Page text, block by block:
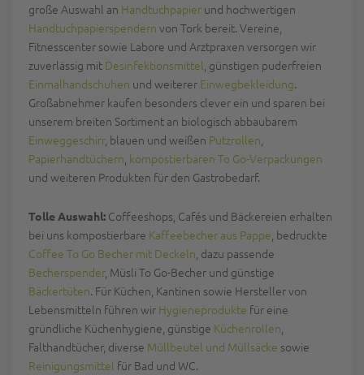
große Auswahl an Handtuchpapier und hochwertigen
Handtuchpapierspendern von Tork bereit. Vereine,
Fitnesscenter sowie Labore und Arztpraxen versorgen wir
zuverlässig mit Desinfektionsmittel, günstigen puderfreien
Einmalhandschuhen und weiterer Einwegbekleidung.
Großabnehmer kaufen besonders clever ein und sparen bei
unserem breiten Sortiment an biologisch abbaubarem
Einweggeschirr, blauen und weißen Putzrollen,
Papierhandtüchern, kompostierbaren To Go-Verpackungen
und weiteren Produkten für den Gastrobedarf.
Tolle Auswahl: Coffeeshops, Cafés und Bäckereien erhalten
bei uns kompostierbare Kaffeebecher aus Pappe, bedruckte
Coffee To Go Becher mit Deckeln, dazu passende
Becherspender, Müsli To Go-Becher und günstige
Bäckertüten. Für Küchen, Kantinen sowie Hersteller von
Lebensmitteln führen wir Hygieneprodukte für eine
gründliche Küchenhygiene, günstige Küchenrollen,
Falthandtücher, diverse Müllbeutel und Müllsäcke sowie
Reinigungsmittel für Bad und WC.